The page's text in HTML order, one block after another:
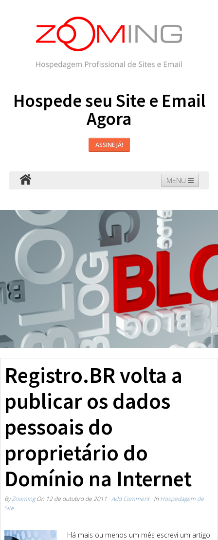
Hospede seu Site e Email
Agora
ASSINE JÁ!
MENU
Domínios Blog Suporte
Registro.BR volta a
publicar os dados
pessoais do
proprietário do
Domínio na Internet
ByZoomingOn 12 de outubro de 2011 · Add Comment· In Hospedagem de
Site
Há mais ou menos um mês escrevi um artigo